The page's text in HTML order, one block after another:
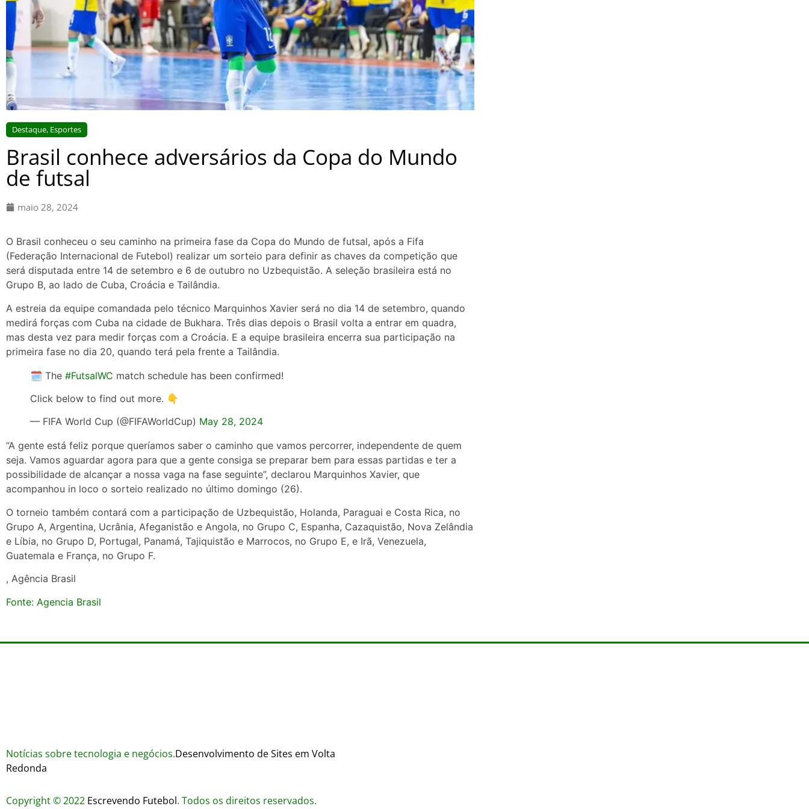
Destaque, Esportes
Brasil conhece adversários da Copa do Mundo
de futsal
maio 28, 2024
O Brasil conheceu o seu caminho na primeira fase da Copa do Mundo de futsal, após a Fifa
(Federação Internacional de Futebol) realizar um sorteio para definir as chaves da competição que
será disputada entre 14 de setembro e 6 de outubro no Uzbequistão. A seleção brasileira está no
Grupo B, ao lado de Cuba, Croácia e Tailândia.
A estreia da equipe comandada pelo técnico Marquinhos Xavier será no dia 14 de setembro, quando
medirá forças com Cuba na cidade de Bukhara. Três dias depois o Brasil volta a entrar em quadra,
mas desta vez para medir forças com a Croácia. E a equipe brasileira encerra sua participação na
primeira fase no dia 20, quando terá pela frente a Tailândia.
🗓️ The #FutsalWC match schedule has been confirmed!
Click below to find out more. 👇
— FIFA World Cup (@FIFAWorldCup) May 28, 2024
“A gente está feliz porque queríamos saber o caminho que vamos percorrer, independente de quem
seja. Vamos aguardar agora para que a gente consiga se preparar bem para essas partidas e ter a
possibilidade de alcançar a nossa vaga na fase seguinte”, declarou Marquinhos Xavier, que
acompanhou in loco o sorteio realizado no último domingo (26).
O torneio também contará com a participação de Uzbequistão, Holanda, Paraguai e Costa Rica, no
Grupo A, Argentina, Ucrânia, Afeganistão e Angola, no Grupo C, Espanha, Cazaquistão, Nova Zelândia
e Líbia, no Grupo D, Portugal, Panamá, Tajiquistão e Marrocos, no Grupo E, e Irã, Venezuela,
Guatemala e França, no Grupo F.
, Agência Brasil
Fonte: Agencia Brasil
Notícias sobre tecnologia e negócios.Desenvolvimento de Sites em Volta
Redonda
Copyright © 2022 Escrevendo Futebol. Todos os direitos reservados.